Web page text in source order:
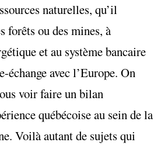
naturelles, qu’il
forêts ou des mines, à
et au système bancaire
avec l’Europe. On
voir faire un bilan
québécoise au sein de la
Voilà autant de sujets qui